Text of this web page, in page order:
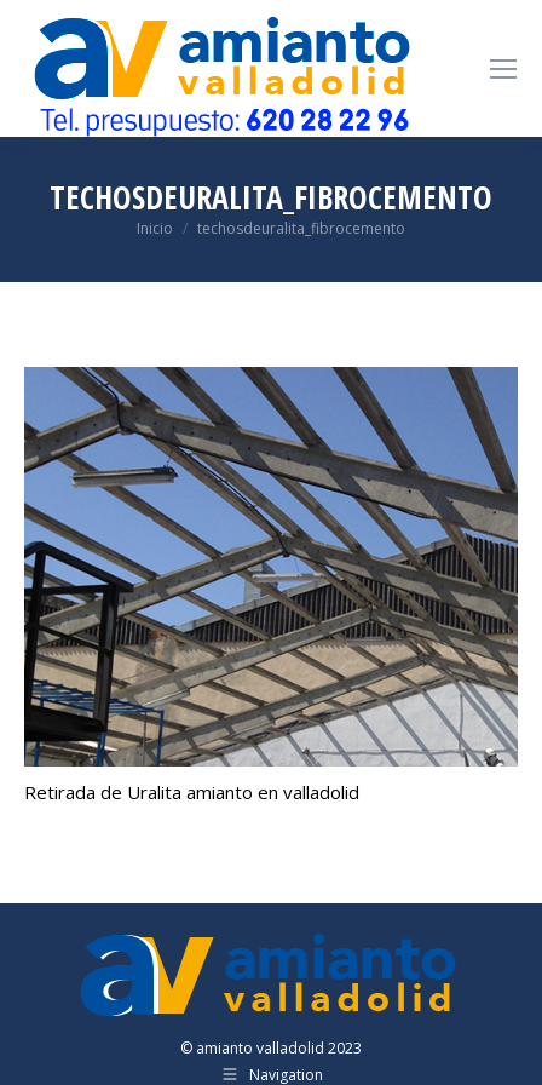
TECHOSDEURALITA_FIBROCEMENTO
Estás aquí:
Inicio techosdeuralita_fibrocemento
Retirada de Uralita amianto en valladolid
© amianto valladolid 2023
Navigation